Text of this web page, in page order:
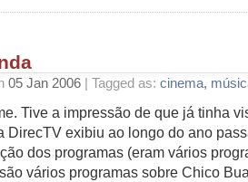
05 Jan 2006 | Tagged as: cinema,
Tive a impressão de que já tinha
DirecTV exibiu ao longo do ano
dos programas (eram vários
vários programas sobre Chico